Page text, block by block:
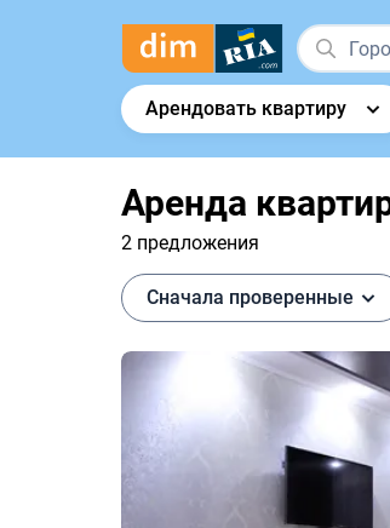
Арендовать квартиру
Аренда
2 предложения
Сначала проверенные